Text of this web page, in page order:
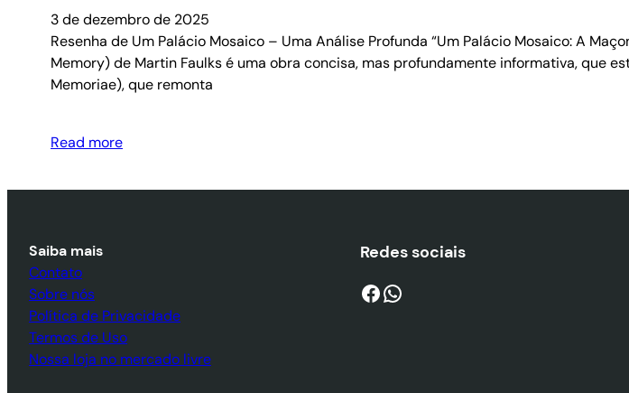
3 de dezembro de 2025
Resenha de Um Palácio Mosaico – Uma Análise Profunda “Um Palácio Mosaico: A
Memory) de Martin Faulks é uma obra concisa, mas profundamente informativa, que
Memoriae), que remonta
Read more
Saiba mais
Contato
Sobre nós
Política de Privacidade
Termos de Uso
Nossa loja no mercado livre
Redes sociais
Facebook WhatsApp